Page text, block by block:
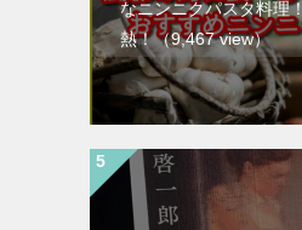
なニンニクパスタ料理
熱！（9,467 view）